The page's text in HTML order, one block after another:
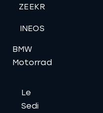
ZEEKR
INEOS
BMW
Motorrad
Le
Sedi